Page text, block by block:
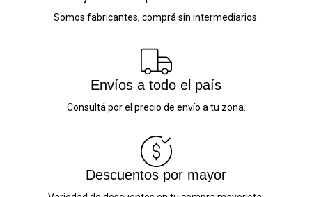
Somos fabricantes, comprá sin intermediarios.
Envíos a todo el país
Consultá por el precio de envío a tu zona.
Descuentos por mayor